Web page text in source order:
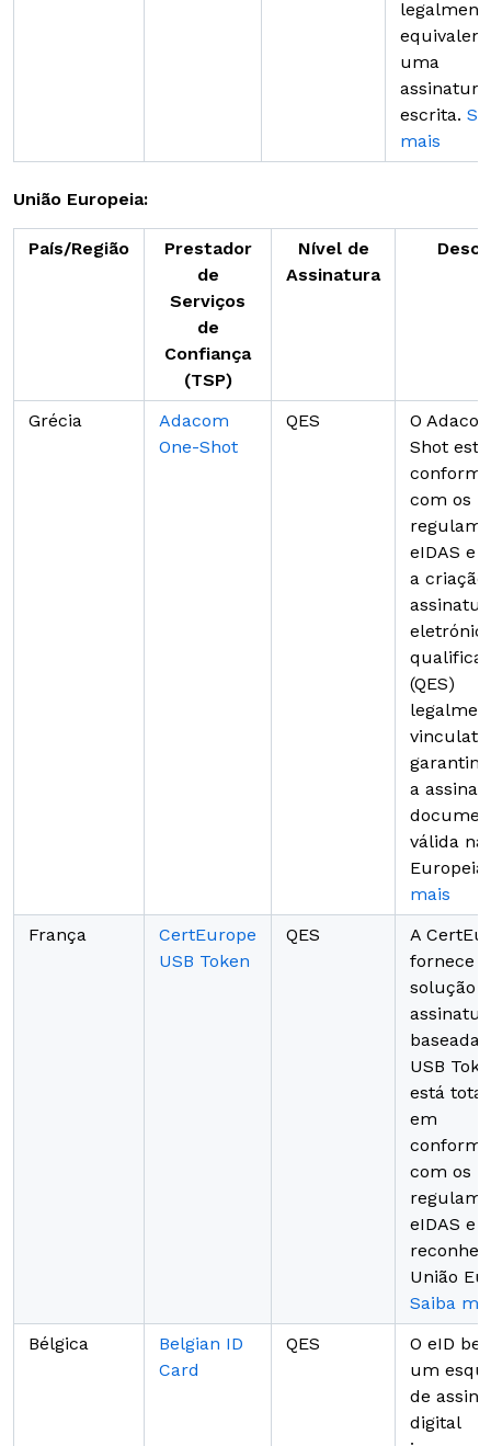
uma
assinatura
escrita.
mais
União Europeia:
País/Região
Prestador
de
Serviços
de
Confiança
(TSP)
Nível de
Assinatura
Grécia
Adacom
One-Shot
QES
O
Shot
com os
eIDAS e
a criação
(QES)
a
válida na
mais
França
CertEurope
USB Token
QES
A
fornece
solução
baseada
USB
está
em
com os
eIDAS e é
União
Saiba
Bélgica
Belgian ID
Card
QES
O eID
um
de
digital